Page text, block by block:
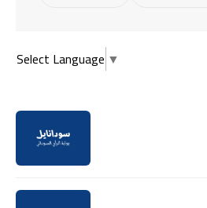
Select Language ▼